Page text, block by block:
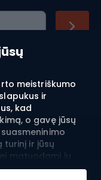
meistriškumo
ir
kad
o gavę jūsų
turinį ir jūsų
matuodami jų
reklamos